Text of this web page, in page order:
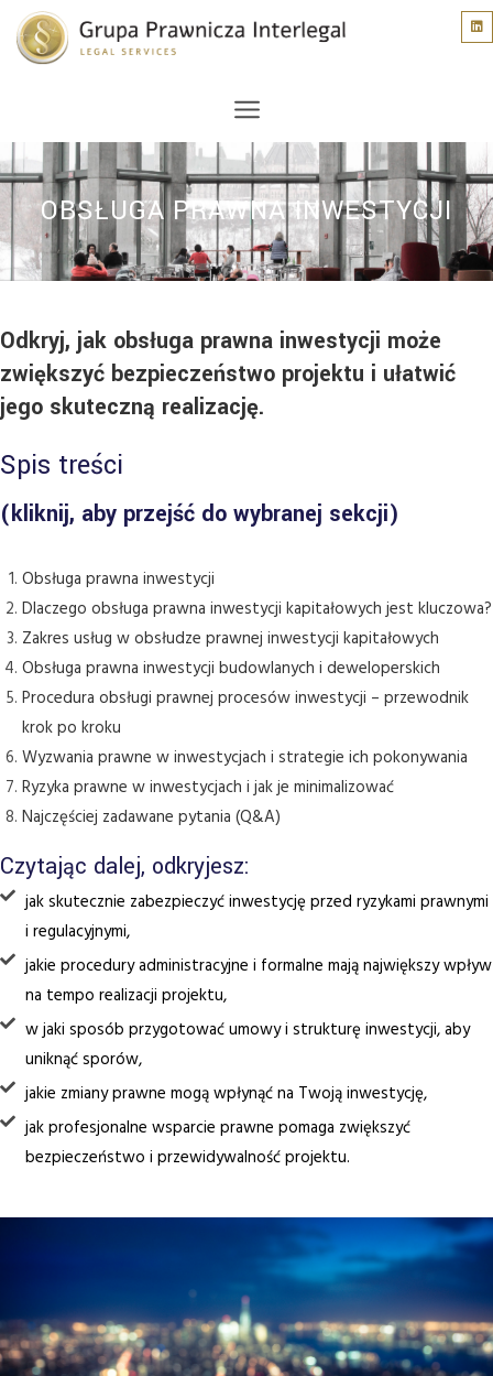
OBSŁUGA PRAWNA INWESTYCJI
Odkryj, jak obsługa prawna inwestycji może
zwiększyć bezpieczeństwo projektu i ułatwić
jego skuteczną realizację.
Spis treści
(kliknij, aby przejść do wybranej sekcji)
Obsługa prawna inwestycji
Dlaczego obsługa prawna inwestycji kapitałowych jest kluczowa?
Zakres usług w obsłudze prawnej inwestycji kapitałowych
Obsługa prawna inwestycji budowlanych i deweloperskich
Procedura obsługi prawnej procesów inwestycji – przewodnik
krok po kroku
Wyzwania prawne w inwestycjach i strategie ich pokonywania
Ryzyka prawne w inwestycjach i jak je minimalizować
Najczęściej zadawane pytania (Q&A)
Czytając dalej, odkryjesz:
jak skutecznie zabezpieczyć inwestycję przed ryzykami prawnymi
i regulacyjnymi,
jakie procedury administracyjne i formalne mają największy wpływ
na tempo realizacji projektu,
w jaki sposób przygotować umowy i strukturę inwestycji, aby
uniknąć sporów,
jakie zmiany prawne mogą wpłynąć na Twoją inwestycję,
jak profesjonalne wsparcie prawne pomaga zwiększyć
bezpieczeństwo i przewidywalność projektu.